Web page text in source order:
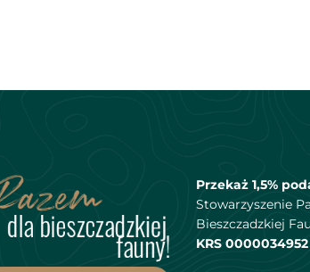
Przekaż 1,5%
Stowarzyszenie
Bieszczadzkiej
KRS 0000034952